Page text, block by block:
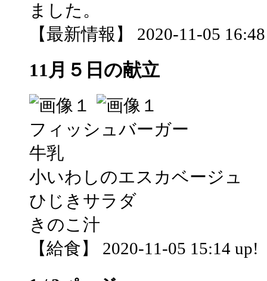
ました。
【最新情報】 2020-11-05
11月５日の献立
フィッシュバーガー
牛乳
小いわしのエスカベージュ
ひじきサラダ
きのこ汁
【給食】 2020-11-05 15:14 up!